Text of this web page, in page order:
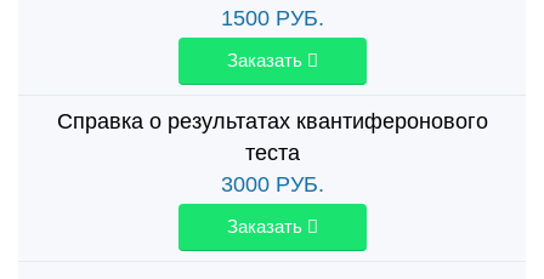
1500РУБ.
Заказать
Справка о результатах квантиферонового
теста
3000РУБ.
Заказать